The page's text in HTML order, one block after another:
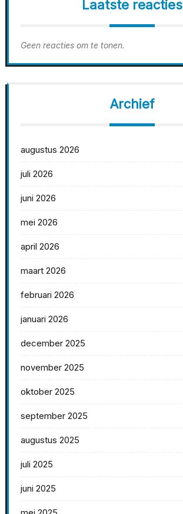
Laatste reacties
Geen reacties om te tonen.
Archief
augustus 2026
juli 2026
juni 2026
mei 2026
april 2026
maart 2026
februari 2026
januari 2026
december 2025
november 2025
oktober 2025
september 2025
augustus 2025
juli 2025
juni 2025